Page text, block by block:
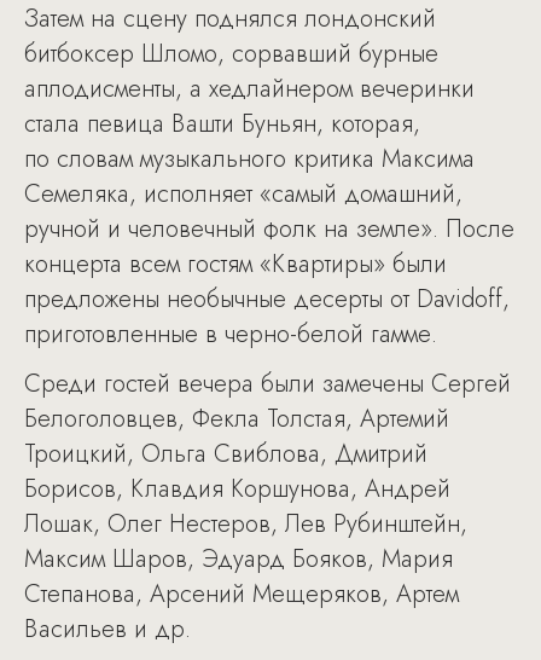
Затем на сцену поднялся лондонский
битбоксер Шломо, сорвавший бурные
аплодисменты, а хедлайнером вечеринки
стала певица Вашти Буньян, которая,
по словам музыкального критика Максима
Семеляка, исполняет «самый домашний,
ручной и человечный фолк на земле». После
концерта всем гостям «Квартиры» были
предложены необычные десерты от Davidoff,
приготовленные в черно-белой гамме.
Среди гостей вечера были замечены Сергей
Белоголовцев, Фекла Толстая, Артемий
Троицкий, Ольга Свиблова, Дмитрий
Борисов, Клавдия Коршунова, Андрей
Лошак, Олег Нестеров, Лев Рубинштейн,
Максим Шаров, Эдуард Бояков, Мария
Степанова, Арсений Мещеряков, Артем
Васильев и др.